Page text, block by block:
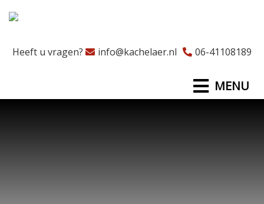
Heeft u vragen? info@kachelaer.nl 06-41108189
MENU